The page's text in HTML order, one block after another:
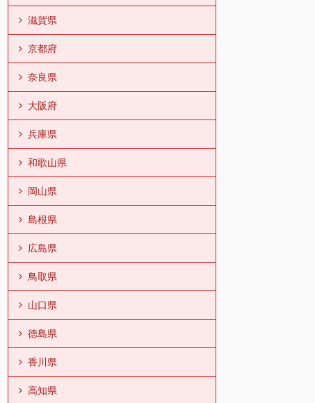
滋賀県
京都府
奈良県
大阪府
兵庫県
和歌山県
岡山県
島根県
広島県
鳥取県
山口県
徳島県
香川県
高知県